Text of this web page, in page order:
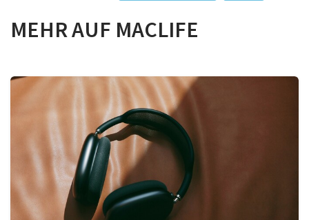
MEHR AUF MACLIFE